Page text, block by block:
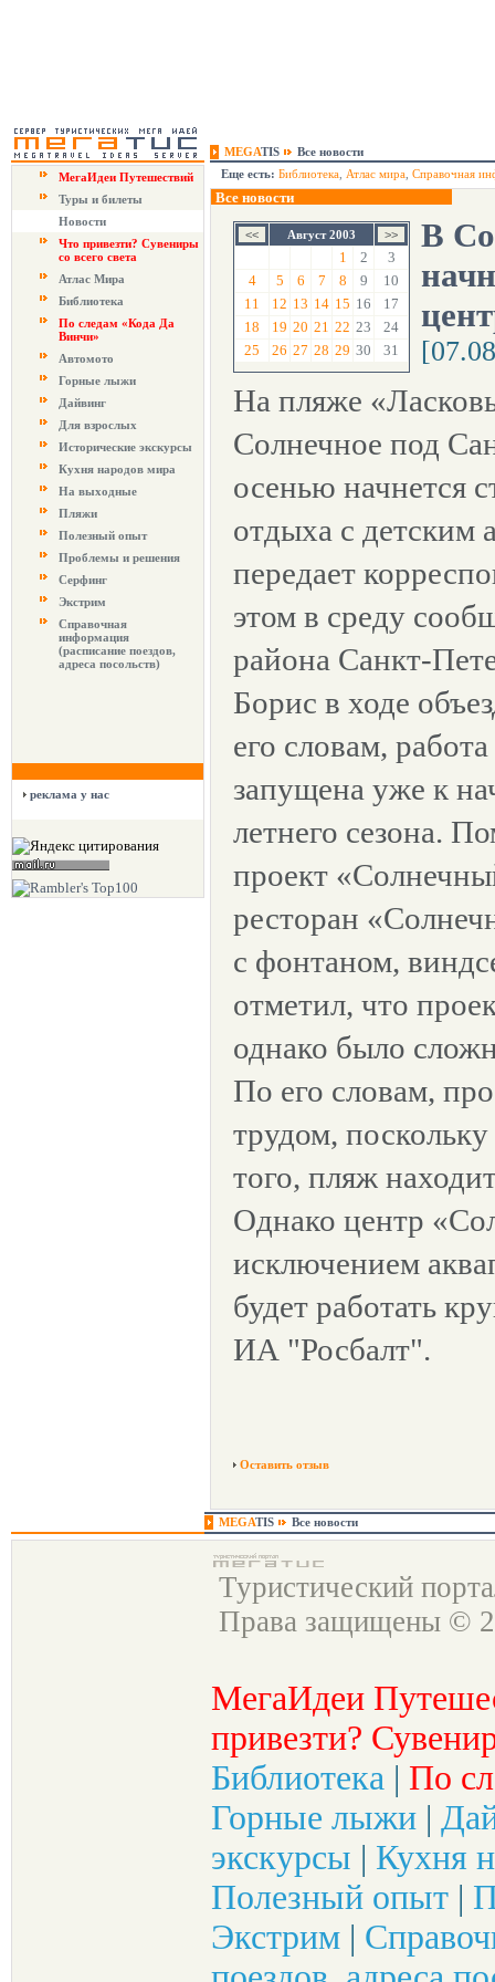
MEGATIS
Все новости
МегаИдеи Путешествий
Туры и билеты
Новости
Что привезти? Сувениры
со всего света
Атлас Мира
Библиотека
По следам «Кода Да
Винчи»
Автомото
Горные лыжи
Дайвинг
Для взрослых
Исторические экскурсы
Кухня народов мира
На выходные
Пляжи
Полезный опыт
Проблемы и решения
Серфинг
Экстрим
Справочная
информация
(расписание поездов,
адреса посольств)
реклама у нас
Еще есть: Библиотека Атлас мира Справочная
Все новости
Август 2003
1 2
3
4
5 6 7 8 9
10
11
12 13 14 15 16
17
18
19 20 21 22 23
24
25
26 27 28 29 30 31
В
На пляже
Солнечное под
осенью начнется
отдыха с детским
передает
этом в среду
района Санкт-
Борис в ходе
его словам,
запущена уже к
летнего сезона.
проект
ресторан
с фонтаном,
отметил, что
однако было
По его словам,
трудом,
того, пляж
Однако центр
исключением
будет работать
ИА "Росбалт".
Оставить отзыв
MEGATIS Все новости
Туристический
Права защищены ©
МегаИдеи
привезти?
Библиотека | По
Горные лыжи |
экскурсы | Кухня
Полезный опыт |
Экстрим |